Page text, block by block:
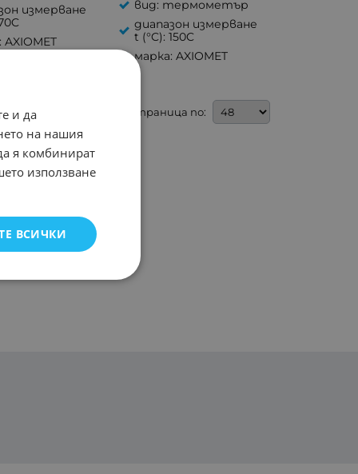
измерване
AXIOMET
вид: термометър
диапазон измерване
t (°C): 150C
марка: AXIOMET
На страница по:
и да
на нашия
я комбинират
използване
ВСИЧКИ